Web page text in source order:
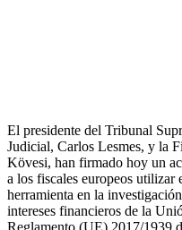
El presidente del Tribunal
Judicial, Carlos Lesmes, y la
Kövesi, han firmado hoy un
a los fiscales europeos
herramienta en la
intereses financieros de la